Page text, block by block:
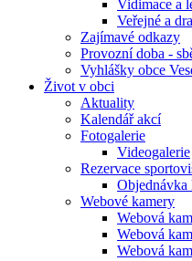
Vidimace a
Veřejné a
Zajímavé odkazy
Provozní doba -
Vyhlášky obce
Život v obci
Aktuality
Kalendář akcí
Fotogalerie
Videogalerie
Rezervace
Objednávka
Webové kamery
Webová
Webová
Webová